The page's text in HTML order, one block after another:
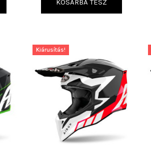
KOSÁRBA TESZ
Kiárusítás!